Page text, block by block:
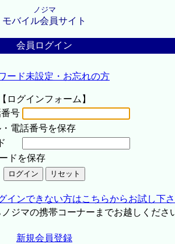
ノジマ
モバイル会員サイト
会員ログイン
ード未設定・お忘れの方
【ログインフォーム】
号
・電話番号を保存
ドを保存
インできない方はこちらからお試し下
ジマの携帯コーナーまでお越しくださ
新規会員登録